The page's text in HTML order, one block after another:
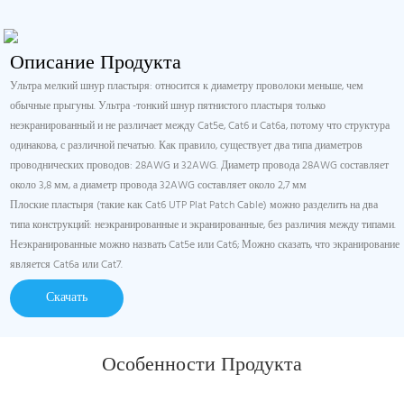
Описание Продукта
Ультра мелкий шнур пластыря: относится к диаметру проволоки меньше, чем
обычные прыгуны. Ультра -тонкий шнур пятнистого пластыря только
неэкранированный и не различает между Cat5e, Cat6 и Cat6a, потому что структура
одинакова, с различной печатью. Как правило, существует два типа диаметров
проводнических проводов: 28AWG и 32AWG. Диаметр провода 28AWG составляет
около 3,8 мм, а диаметр провода 32AWG составляет около 2,7 мм
Плоские пластыря (такие как Cat6 UTP Plat Patch Cable) можно разделить на два
типа конструкций: неэкранированные и экранированные, без различия между типами.
Неэкранированные можно назвать Cat5e или Cat6; Можно сказать, что экранирование
является Cat6a или Cat7.
Скачать
Особенности Продукта